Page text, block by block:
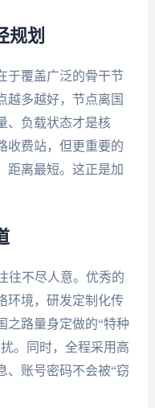
规划
于覆盖广泛的骨干节
越多越好，节点离国
、负载状态才是核
收费站，但更重要的
距离最短。这正是加
往不尽人意。优秀的
环境，研发定制化传
之路量身定做的“特种
。同时，全程采用高
、账号密码不会被“窃